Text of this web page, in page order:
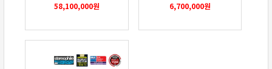
58,100,000원 6,700,000원